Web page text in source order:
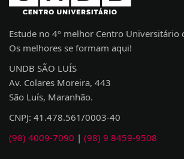
Estude no 4º melhor Centro Universitário
Os melhores se formam aqui!
UNDB SÃO LUÍS
Av. Colares Moreira, 443
São Luís, Maranhão.
CNPJ: 41.478.561/0003-40
(98) 4009-7090 | (98) 9 8459-9508